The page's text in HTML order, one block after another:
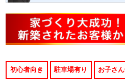
初心者向き 駐車場有り お子さ